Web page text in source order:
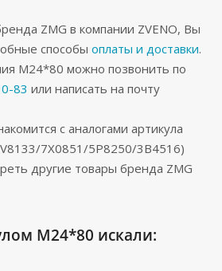
ZMG в компании ZVENO, Вы
способы оплаты и доставки.
М24*80 можно позвонить по
83 или написать на почту
с аналогами артикула
7X0851/5P8250/3B4516)
другие товары бренда ZMG
М24*80 искали: